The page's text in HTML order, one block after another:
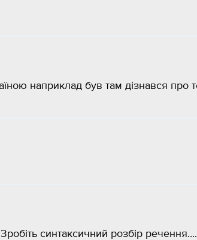
наприклад був там дізнався про
синтаксичний розбір речення....